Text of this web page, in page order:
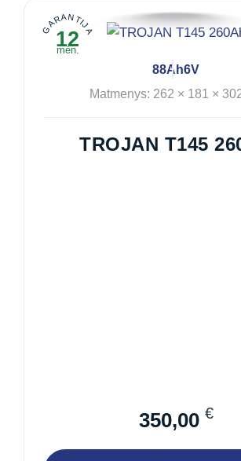
GARANTIJA
12
mėn.
88Ah6V
Matmenys: 262 × 181 ×
TROJAN T145
350,00 €